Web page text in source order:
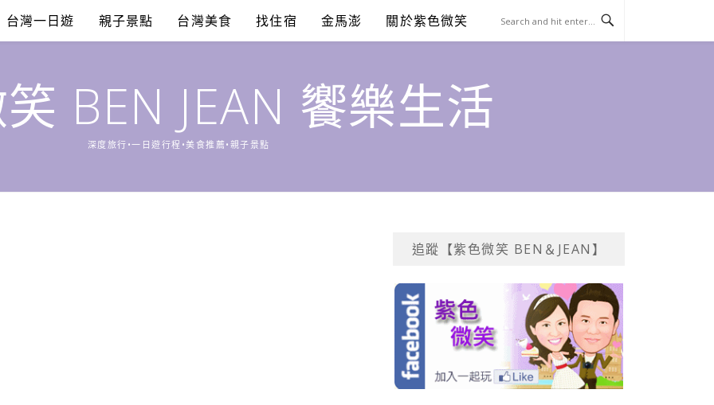
台灣一日遊 親子景點 台灣美食 找住宿 金馬澎 關於紫色微笑
BEN JEAN 饗樂生活
深度旅行•一日遊行程•美食推薦•親子景點
追蹤【紫色微笑 BEN＆JEAN】